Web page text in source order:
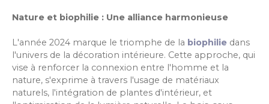
Nature et biophilie : Une alliance harmonieuse
L'année 2024 marque le triomphe de la biophilie dans
l'univers de la décoration intérieure. Cette approche, qui
vise à renforcer la connexion entre l'homme et la
nature, s'exprime à travers l'usage de matériaux
naturels, l'intégration de plantes d'intérieur, et